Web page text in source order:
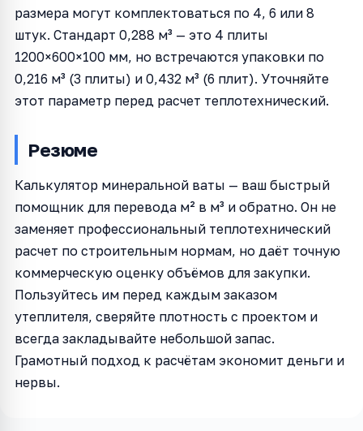
размера могут комплектоваться по 4, 6 или 8
штук. Стандарт 0,288 м³ — это 4 плиты
1200×600×100 мм, но встречаются упаковки по
0,216 м³ (3 плиты) и 0,432 м³ (6 плит). Уточняйте
этот параметр перед расчет теплотехнический.
Резюме
Калькулятор минеральной ваты — ваш быстрый
помощник для перевода м² в м³ и обратно. Он не
заменяет профессиональный теплотехнический
расчет по строительным нормам, но даёт точную
коммерческую оценку объёмов для закупки.
Пользуйтесь им перед каждым заказом
утеплителя, сверяйте плотность с проектом и
всегда закладывайте небольшой запас.
Грамотный подход к расчётам экономит деньги и
нервы.